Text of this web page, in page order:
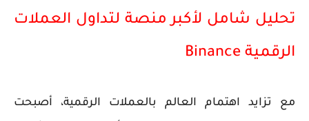
تحليل شامل لأكبر منصة لتداول العملات
الرقمية Binance
مع تزايد اهتمام العالم بالعملات الرقمية، أصبحت